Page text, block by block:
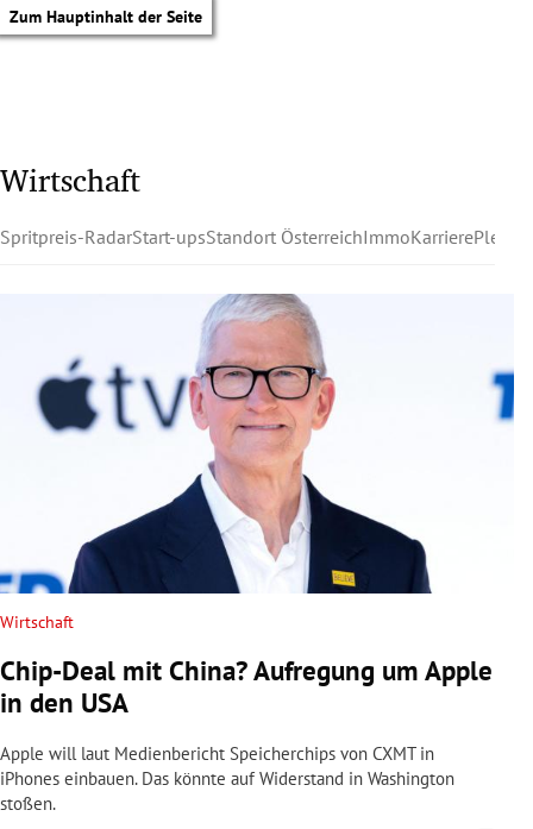
Zum Hauptinhalt der Seite
Untermenü
Untermenü
Untermenü
Untermenü
Wirtschaft
Spritpreis-RadarStart-upsStandort ÖsterreichImmoKarriere
Wirtschaft
Chip-Deal mit China? Aufregung um Apple
in den USA
Apple will laut Medienbericht Speicherchips von CXMT in
iPhones einbauen. Das könnte auf Widerstand in Washington
stoßen.